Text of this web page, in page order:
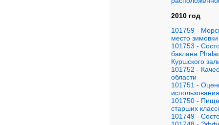
2010 год
101759 -
место
101753 -
баклана
Куршского
101752 -
области
101751 -
101750 -
старших
101749 -